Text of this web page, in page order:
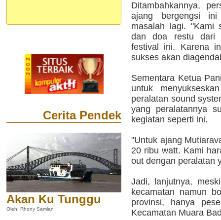
Cerita Pendek
Akan Ku Tunggu
Oleh: Rhony Samlan
Ditambahkannya,
ajang bergengsi
masalah lagi. "Kami
dan doa restu dari
festival ini. Karena
sukses akan
Sementara Ketua
untuk
peralatan sound
yang peralatannya
kegiatan seperti ini.
"Untuk ajang
20 ribu watt. Kami
out dengan peralatan
Jadi, lanjutnya,
kecamatan namun
provinsi, hanya
Kecamatan Muara